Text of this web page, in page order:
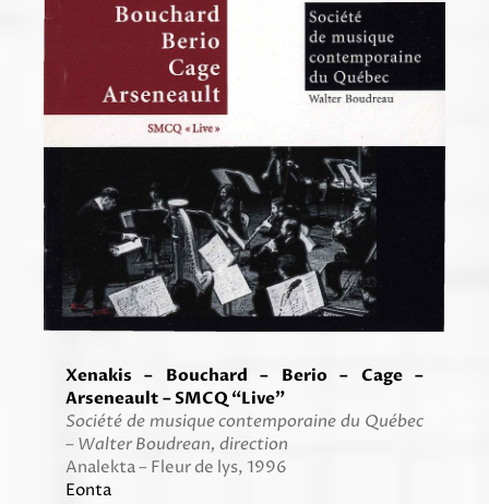
Xenakis – Bouchard – Berio – Cage –
Arseneault – SMCQ “Live”
Société de musique contemporaine du Québec
– Walter Boudrean, direction
Analekta – Fleur de lys, 1996
Eonta